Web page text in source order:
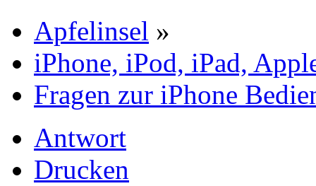
Apfelinsel »
iPhone, iPod, iPad,
Fragen zur iPhone
Antwort
Drucken